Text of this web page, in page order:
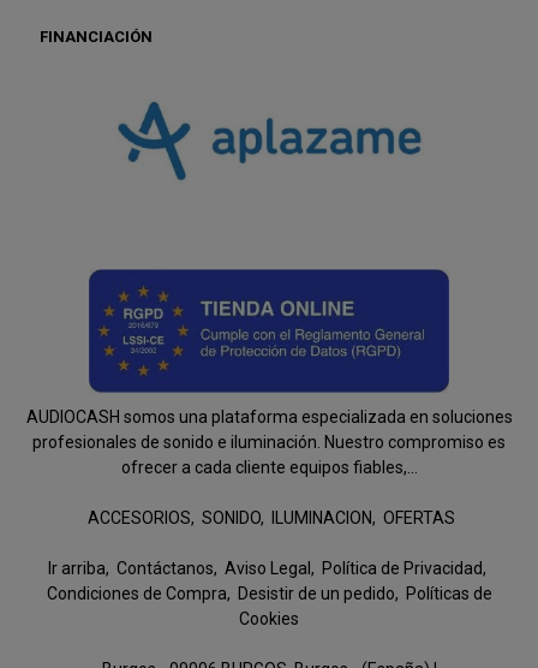
FINANCIACIÓN
AUDIOCASH somos una plataforma especializada en soluciones
profesionales de sonido e iluminación. Nuestro compromiso es
ofrecer a cada cliente equipos fiables,...
ACCESORIOS SONIDO ILUMINACION OFERTAS
Ir arriba Contáctanos Aviso Legal
Política de Privacidad
Condiciones de Compra
Desistir de un pedido
Políticas de
Cookies